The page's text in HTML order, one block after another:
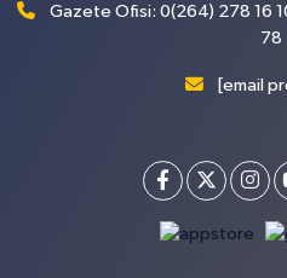
Gazete Ofisi: 0(264) 278 16
78
[email